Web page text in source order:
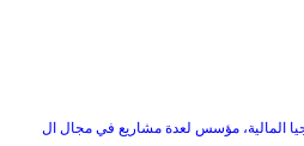
المالية، مؤسس لعدة مشاريع في مجال ال